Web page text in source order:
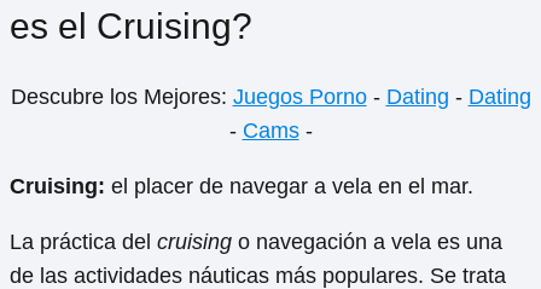
es el Cruising?
Descubre los Mejores: Juegos Porno- Dating - Dating
- Cams-
Cruising: el placer de navegar a vela en el mar.
La práctica del cruising o navegación a vela es una
de las actividades náuticas más populares. Se trata